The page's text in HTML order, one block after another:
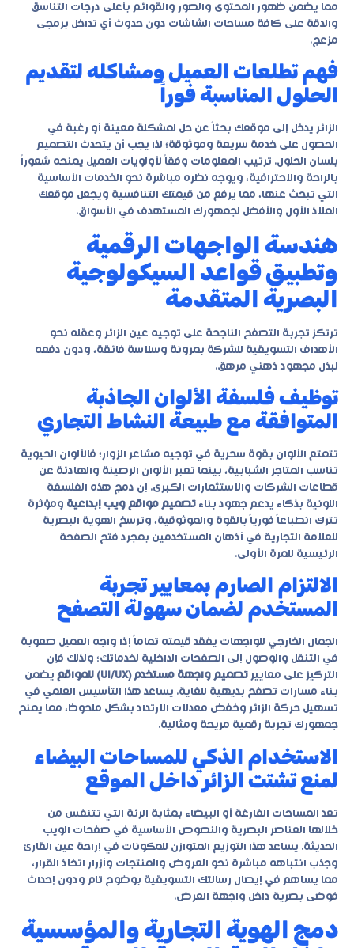
مما يضمن ظهور المحتوى والصور والقوائم بأعلى درجات التناسق
والدقة على كافة مساحات الشاشات دون حدوث أي تداخل برمجى
مزعج.
فهم تطلعات العميل ومشاكله لتقديم
الحلول المناسبة فوراً
الزائر يدخل إلى موقعك بحثاً عن حل لمشكلة معينة أو رغبة في
الحصول على خدمة سريعة وموثوقة؛ لذا يجب أن يتحدث التصميم
بلسان الحلول. ترتيب المعلومات وفقاً لأولويات العميل يمنحه شعوراً
بالراحة والاحترافية، ويوجه نظره مباشرة نحو الخدمات الأساسية
التي تبحث عنها، مما يرفع من قيمتك التنافسية ويجعل موقعك
الملاذ الأول والأفضل لجمهورك المستهدف في الأسواق.
هندسة الواجهات الرقمية
وتطبيق قواعد السيكولوجية
البصرية المتقدمة
ترتكز تجربة التصفح الناجحة على توجيه عين الزائر وعقله نحو
الأهداف التسويقية للشركة بمرونة وسلاسة فائقة، ودون دفعه
لبذل مجهود ذهني مرهق.
توظيف فلسفة الألوان الجاذبة
المتوافقة مع طبيعة النشاط التجاري
تتمتع الألوان بقوة سحرية في توجيه مشاعر الزوار؛ فالألوان الحيوية
تناسب المتاجر الشبابية، بينما تعبر الألوان الرصينة والهادئة عن
قطاعات الشركات والاستثمارات الكبرى. إن دمج هذه الفلسفة
اللونية بذكاء يدعم جهود بناء تصميم مواقع ويب إبداعية ومؤثرة
تترك انطباعاً فورياً بالقوة والموثوقية، وترسخ الهوية البصرية
للعلامة التجارية في أذهان المستخدمين بمجرد فتح الصفحة
الرئيسية للمرة الأولى.
الالتزام الصارم بمعايير تجربة
المستخدم لضمان سهولة التصفح
الجمال الخارجي للواجهات يفقد قيمته تماماً إذا واجه العميل صعوبة
في التنقل والوصول إلى الصفحات الداخلية لخدماتك؛ ولذلك فإن
التركيز على معايير تصميم واجهة مستخدم (UI/UX) للمواقع
يضمن
بناء مسارات تصفح بديهية للغاية. يساعد هذا التأسيس العلمي في
تسهيل حركة الزائر وخفض معدلات الارتداد بشكل ملحوظ، مما يمنح
جمهورك تجربة رقمية مريحة ومثالية.
الاستخدام الذكي للمساحات البيضاء
لمنع تشتت الزائر داخل الموقع
تعد المساحات الفارغة أو البيضاء بمثابة الرئة التي تتنفس من
خلالها العناصر البصرية والنصوص الأساسية في صفحات الويب
الحديثة. يساعد هذا التوزيع المتوازن للمكونات في إراحة عين القارئ
وجذب انتباهه مباشرة نحو العروض والمنتجات وأزرار اتخاذ القرار،
مما يساهم في إيصال رسالتك التسويقية بوضوح تام ودون إحداث
فوضى بصرية داخل واجهة العرض.
دمج الهوية التجارية والمؤسسية